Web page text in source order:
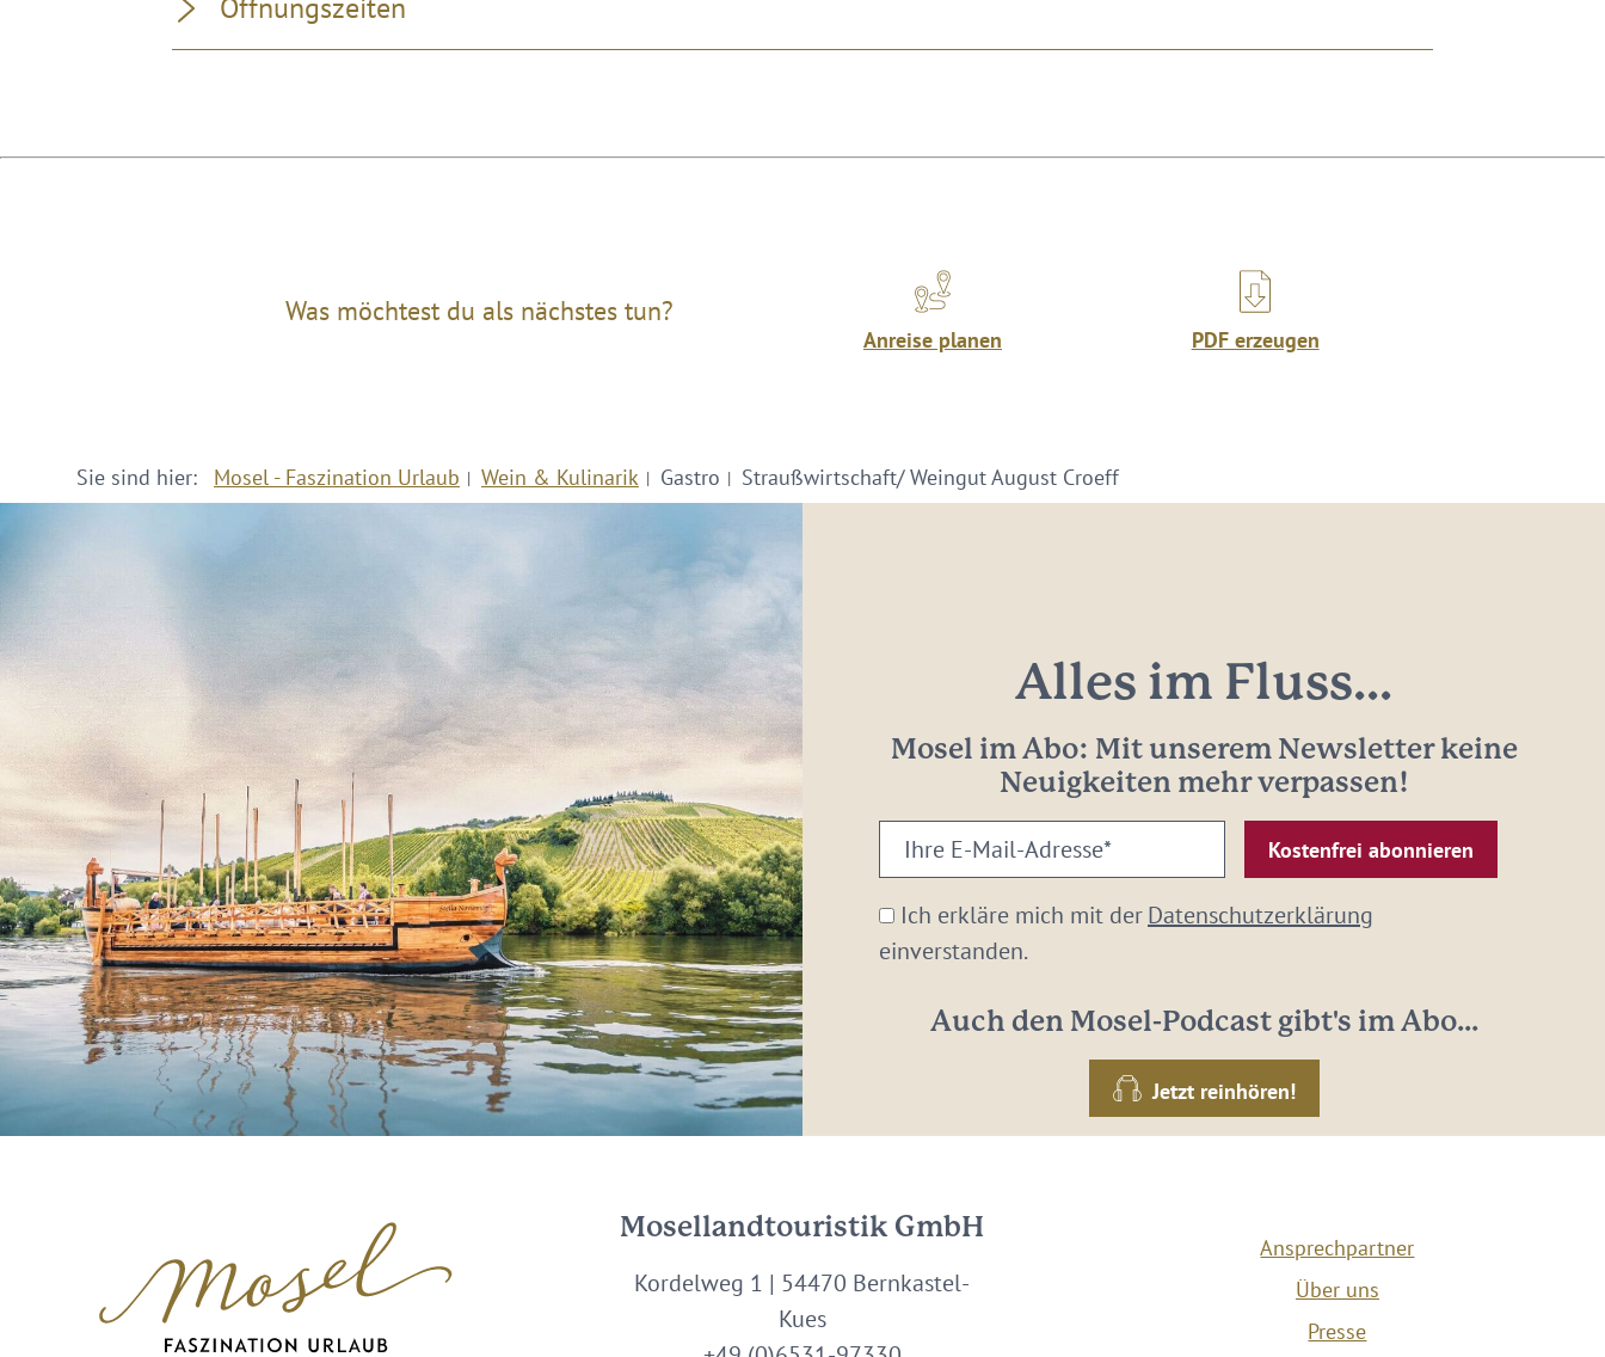
Öffnungszeiten
Was möchtest du als nächstes tun?
Anreise planen PDF erzeugen
Sie sind hier: Mosel - Faszination Urlaub Wein & Kulinarik Gastro Straußwirtschaft/ Weingut August Croeff
Alles im Fluss...
Mosel im Abo: Mit unserem Newsletter keine
Neuigkeiten mehr verpassen!
Ihre
E-
Mail-
Adresse:
Ich erkläre mich mit derDatenschutzerklärung
einverstanden.
Auch den Mosel-Podcast gibt's im Abo...
Jetzt reinhören!
Mosellandtouristik GmbH
Kordelweg 1 | 54470 Bernkastel-
Kues
Ansprechpartner
Über uns
Presse